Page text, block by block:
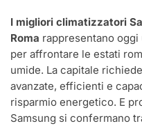
I migliori climatizzatori
Roma rappresentano
per affrontare le estati
umide. La capitale
avanzate, efficienti e
risparmio energetico. E
Samsung si confermano